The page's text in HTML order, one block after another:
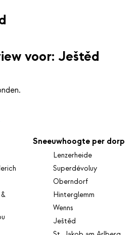
voor: Ještěd
Sneeuwhoogte per dorp
Lenzerheide
Superdévoluy
Oberndorf
Hinterglemm
Wenns
Ještěd